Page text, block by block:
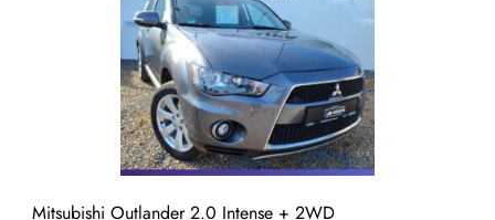
Mitsubishi Outlander 2.0 Intense + 2WD